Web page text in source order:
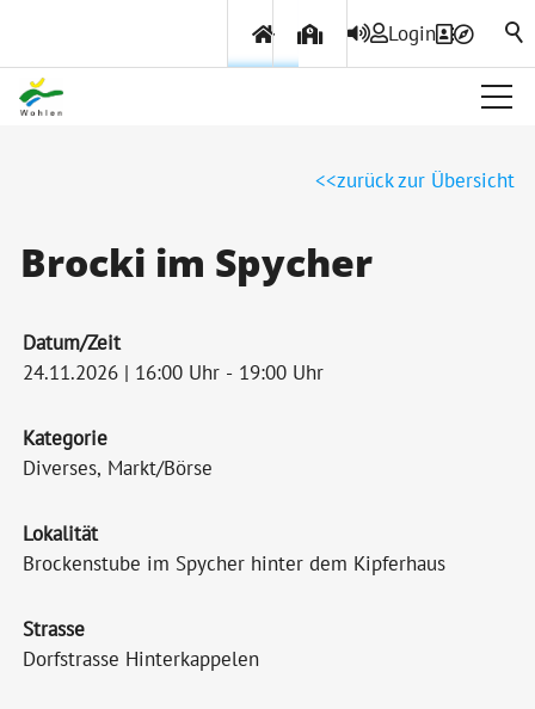
Login
Politik & Verwaltung
Themen & Services
zurück zur Übersicht
Brocki im Spycher
Datum/Zeit
24.11.2026 | 16:00 Uhr - 19:00 Uhr
Kategorie
Diverses, Markt/Börse
Lokalität
Brockenstube im Spycher hinter dem Kipferhaus
Strasse
Dorfstrasse Hinterkappelen